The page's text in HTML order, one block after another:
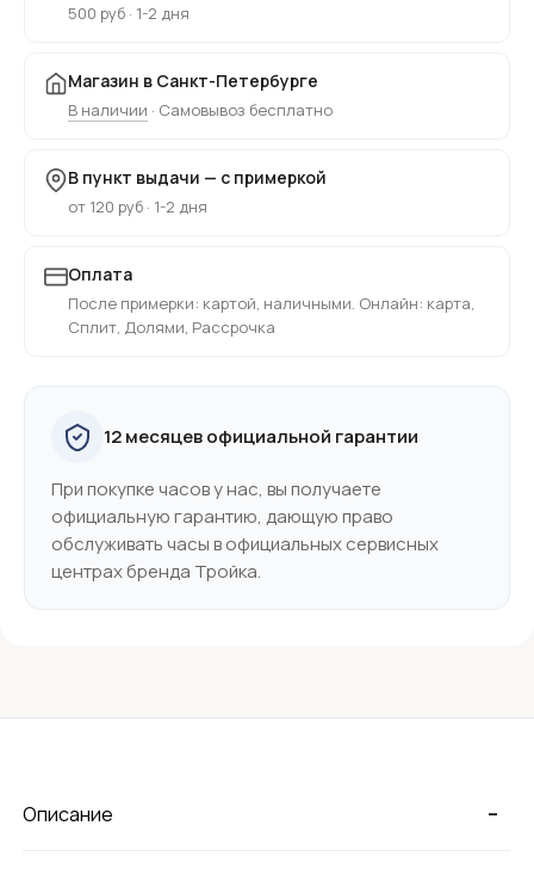
500 руб · 1-2 дня
Магазин в Санкт-Петербурге
В наличии · Самовывоз бесплатно
В пункт выдачи — с примеркой
от 120 руб · 1-2 дня
Оплата
После примерки: картой, наличными. Онлайн: карта,
Сплит, Долями, Рассрочка
12 месяцев официальной гарантии
При покупке часов у нас, вы получаете
официальную гарантию, дающую право
обслуживать часы в официальных сервисных
центрах бренда Тройка.
-
Описание